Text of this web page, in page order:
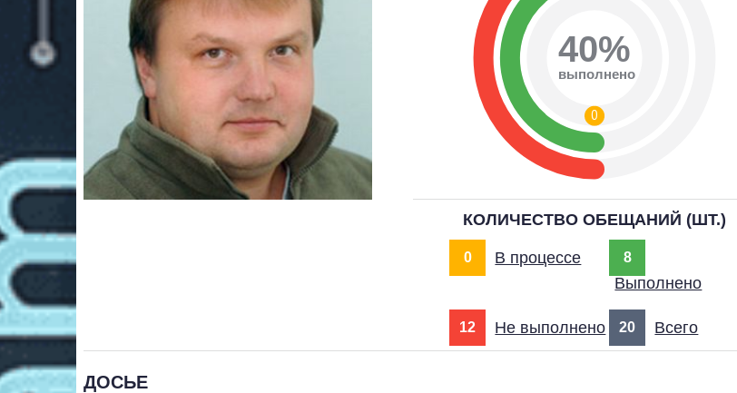
ДОСЬЕ
0
40%
выполнено
КОЛИЧЕСТВО ОБЕЩАНИЙ (ШТ.)
0 В процессе 8
Выполнено
12 Не выполнено 20 Всего